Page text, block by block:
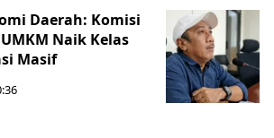
Daerah: Komisi
Naik Kelas
Masif